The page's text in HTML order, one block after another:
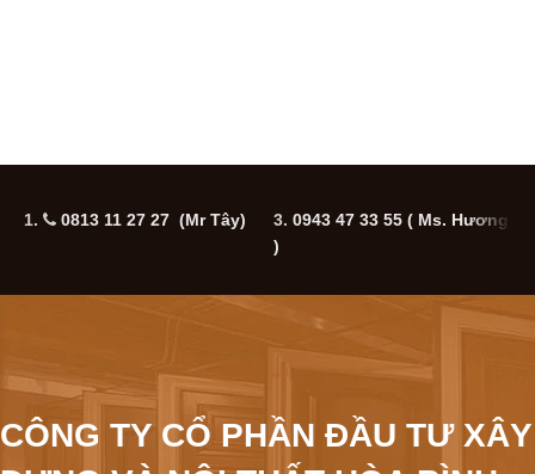
1. 0813 11 27 27 (Mr Tây) 3. 0943 47 33 55 ( Ms. Hương
)
CÔNG TY CỔ PHẦN ĐẦU TƯ XÂY